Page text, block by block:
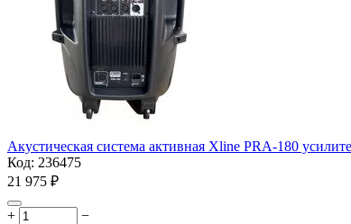
Акустическая система активная Xline PRA-180
Код: 236475
21 975 ₽
+ −